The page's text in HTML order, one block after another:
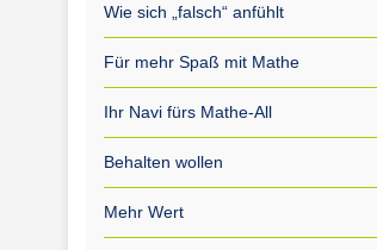
Wie sich „falsch“ anfühlt
Für mehr Spaß mit Mathe
Ihr Navi fürs Mathe-All
Behalten wollen
Mehr Wert